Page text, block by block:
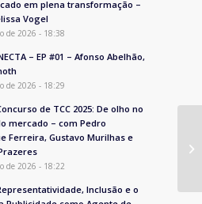
em plena transformação –
Vogel
de 2026 - 18:38
– EP #01 – Afonso Abelhão,
de 2026 - 18:29
de TCC 2025: De olho no
mercado – com Pedro
Ferreira, Gustavo Murilhas e
de 2026 - 18:22
Inclusão e o